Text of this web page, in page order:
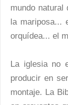
mundo natural
la mariposa...
orquídea... el
La iglesia no
producir en
montaje. La